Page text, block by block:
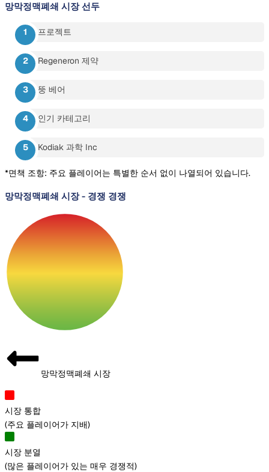
망막정맥폐쇄 시장 선두
프로젝트
Regeneron 제약
뚱 베어
인기 카테고리
Kodiak 과학 Inc
*면책 조항: 주요 플레이어는 특별한 순서 없이 나열되어 있습니다.
망막정맥폐쇄 시장- 경쟁 경쟁
망막정맥폐쇄 시장
시장 통합
(주요 플레이어가 지배)
시장 분열
(많은 플레이어가 있는 매우 경쟁적)